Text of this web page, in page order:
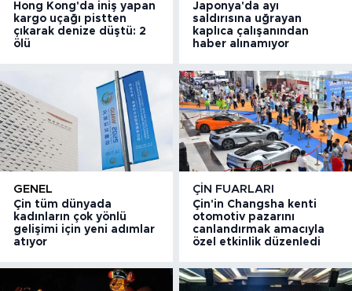
Hong Kong'da iniş yapan
kargo uçağı pistten
çıkarak denize düştü: 2
ölü
Japonya'da ayı
saldırısına uğrayan
kaplıca çalışanından
haber alınamıyor
GENEL
Çin tüm dünyada
kadınların çok yönlü
gelişimi için yeni adımlar
atıyor
ÇIN FUARLARI
Çin'in Changsha kenti
otomotiv pazarını
canlandırmak amacıyla
özel etkinlik düzenledi